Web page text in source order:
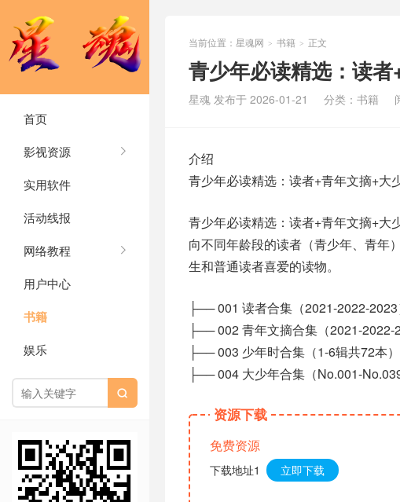
首页
影视资源
实用软件
活动线报
网络教程
用户中心
书籍
娱乐

当前位置： 星魂网 > 书籍 > 正文
青少年必读精选：读
星魂 发布于 2026-01-21 分类： 书籍
介绍
青少年必读精选：读者+青年文摘+大
青少年必读精选：读者+青年文摘+大
向不同年龄段的读者（青少年、青年
生和普通读者喜爱的读物。
├── 001 读者合集（2021-2022-2023
├── 002 青年文摘合集（2021-2022-
├── 003 少年时合集（1-6辑共72本）
├── 004 大少年合集（No.001-No.039
资源下载
免费资源
下载地址1 立即下载